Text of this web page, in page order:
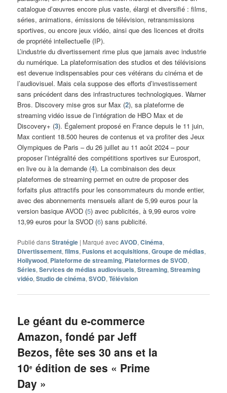
catalogue d’œuvres encore plus vaste, élargi et diversifié : films,
séries, animations, émissions de télévision, retransmissions
sportives, ou encore jeux vidéo, ainsi que des licences et droits
de propriété intellectuelle (IP).
L’industrie du divertissement rime plus que jamais avec industrie
du numérique. La plateformisation des studios et des télévisions
est devenue indispensables pour ces vétérans du cinéma et de
l’audiovisuel. Mais cela suppose des efforts d’investissement
sans précédent dans des infrastructures technologiques. Warner
Bros. Discovery mise gros sur Max (2), sa plateforme de
streaming vidéo issue de l’intégration de HBO Max et de
Discovery+ (3). Également proposé en France depuis le 11 juin,
Max contient 18.500 heures de contenus et va profiter des Jeux
Olympiques de Paris – du 26 juillet au 11 août 2024 – pour
proposer l’intégralité des compétitions sportives sur Eurosport,
en live ou à la demande (4). La combinaison des deux
plateformes de streaming permet en outre de proposer des
forfaits plus attractifs pour les consommateurs du monde entier,
avec des abonnements mensuels allant de 5,99 euros pour la
version basique AVOD (5) avec publicités, à 9,99 euros voire
13,99 euros pour la SVOD (6) sans publicité.
Publié dansStratégie | Marqué avecAVOD,Cinéma,
Divertissement,films, Fusions et acquisitions,Groupe de médias,
Hollywood, Plateforme de streaming, Plateformes de SVOD,
Séries,Services de médias audiovisuels,Streaming,Streaming
vidéo,Studio de cinéma,SVOD,Télévision
Le géant du e-commerce
Amazon, fondé par Jeff
Bezos, fête ses 30 ans et la
10e édition de ses « Prime
Day »